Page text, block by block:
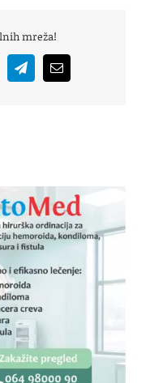
mreža!
TelegramEmail